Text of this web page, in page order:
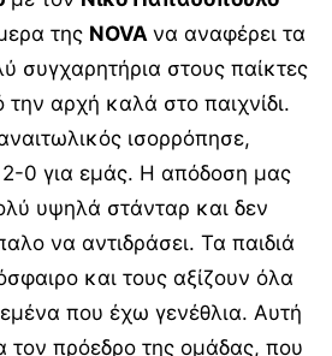
της NOVA να αναφέρει τα
συγχαρητήρια στους παίκτες
αρχή καλά στο παιχνίδι.
ισορρόπησε,
2-0 για εμάς. Η απόδοση μας
υψηλά στάνταρ και δεν
να αντιδράσει. Τα παιδιά
και τους αξίζουν όλα
που έχω γενέθλια. Αυτή
τον πρόεδρο της ομάδας, που